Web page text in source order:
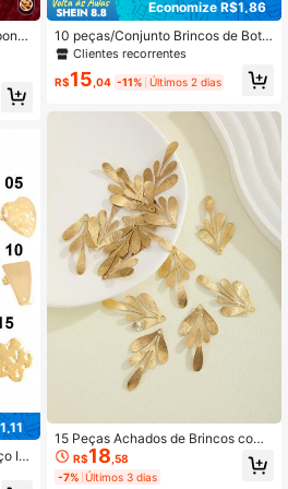
3
p
In
Economize R$1,86
10 peças/Conjunto Brincos de Botã
o Geométricos Minimalistas em For
a Ouro 18K em Aço Inoxidável, Aces
Clientes recorrentes
R$15 ,04 -11% Últimos 2 dias
15 Peças Achados de Brincos com
Textura de Metal
R$18 ,58
-7% Últimos 3 dias